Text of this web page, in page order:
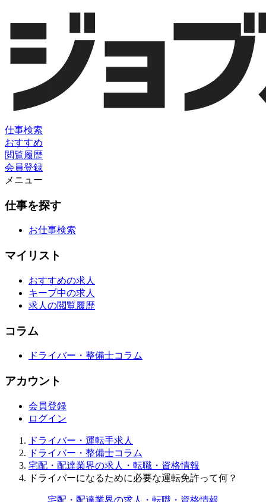
仕事検索
おすすめ
閲覧履歴
会員登録
メニュー
仕事を探す
お仕事検索
マイリスト
おすすめの求人
キープ中の求人
求人の閲覧履歴
コラム
ドライバー・整備士コラム
アカウント
会員登録
ログイン
ドライバー・運転手求人
ドライバー・整備士コラム
宅配・配達業界の求人・転職・資格情報
ドライバーになるために必要な運転免許って何？
宅配・配達業界の求人・転職・資格情報